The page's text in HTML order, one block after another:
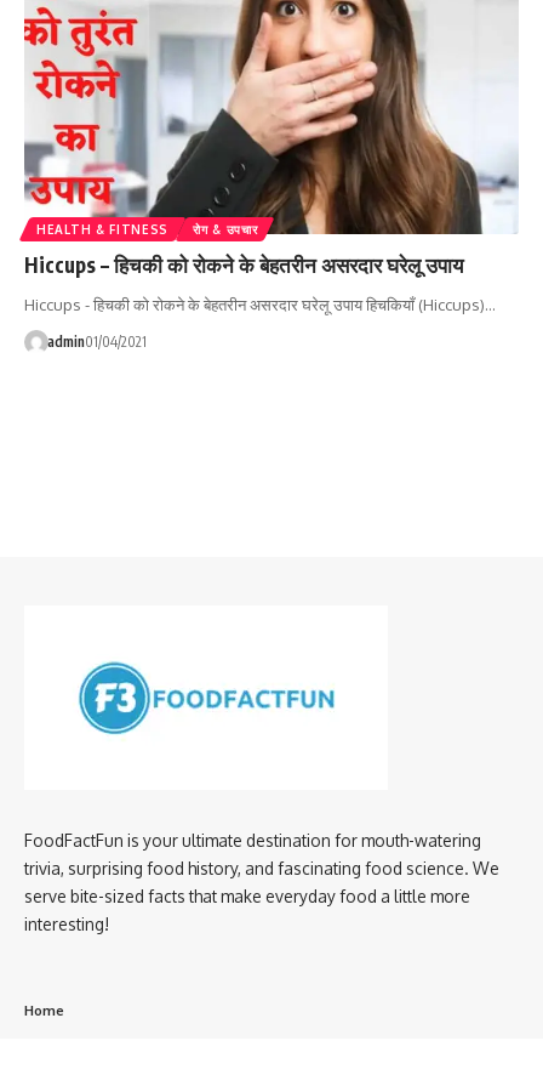
HEALTH & FITNESS रोग & उपचार
Hiccups – हिचकी को रोकने के बेहतरीन असरदार घरेलू उपाय
Hiccups - हिचकी को रोकने के बेहतरीन असरदार घरेलू उपाय हिचकियाँ (Hiccups)…
admin01/04/2021
FoodFactFun is your ultimate destination for mouth-watering
trivia, surprising food history, and fascinating food science. We
serve bite-sized facts that make everyday food a little more
interesting!
Home